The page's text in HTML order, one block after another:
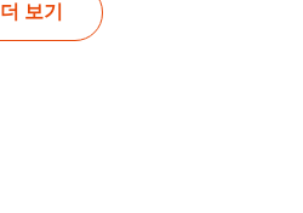
더 보기